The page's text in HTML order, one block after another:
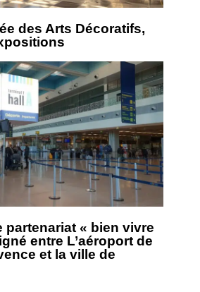
des Arts Décoratifs,
partenariat « bien vivre
entre L’aéroport de
et la ville de